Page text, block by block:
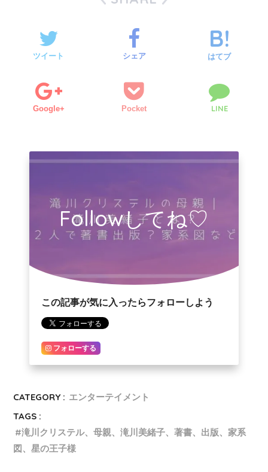
ツイート シェア はてブ
Google+ Pocket LINE
Followしてね♡
この記事が気に入ったらフォローしよう
フォローする
CATEGORY : エンターテイメント
TAGS :
滝川クリステル、母親、滝川美緒子、著書、出版、家系
図、星の王子様